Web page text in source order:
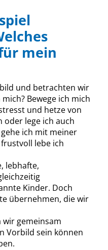
mein
und betrachten wir
Bewege ich mich
und hetze von
oder lege ich auch
ich mit meiner
lebe ich
lebhafte,
Kinder. Doch
übernehmen, die wir
gemeinsam
Vorbild sein können